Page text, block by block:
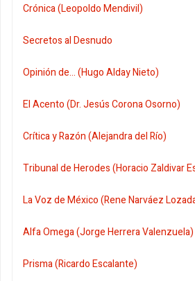
Crónica (Leopoldo Mendivil)
Secretos al Desnudo
Opinión de... (Hugo Alday Nieto)
El Acento (Dr. Jesús Corona Osorno)
Crítica y Razón (Alejandra del Río)
Tribunal de Herodes (Horacio Zaldivar
La Voz de México (Rene Narváez
Alfa Omega (Jorge Herrera Valenzuela)
Prisma (Ricardo Escalante)